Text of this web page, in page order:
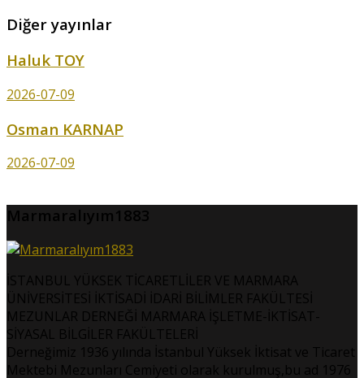
Diğer yayınlar
Haluk TOY
2026-07-09
Osman KARNAP
2026-07-09
Marmaralıyım1883
İSTANBUL YÜKSEK TİCARETLİLER VE MARMARA
ÜNİVERSİTESİ İKTİSADİ İDARİ BİLİMLER FAKÜLTESİ
MEZUNLAR DERNEĞİ MARMARA İŞLETME-İKTİSAT-
SİYASAL BİLGİLER FAKÜLTELERİ
Derneğimiz 1936 yılında İstanbul Yüksek İktisat ve Ticaret
Mektebi Mezunları Cemiyeti olarak kurulmuş,bu ad 1976